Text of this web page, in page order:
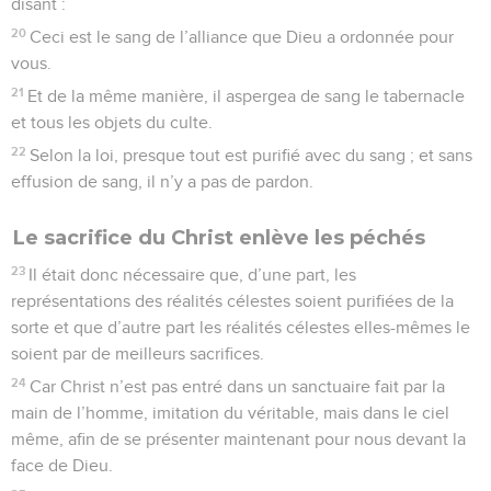
chair ;
21 et (nous avons) un souverain sacrificateur établi sur la
maison de Dieu.
22 Approchons-nous donc d’un cœur sincère, avec une foi
pleine et entière, le cœur purifié d’une mauvaise conscience
et le corps lavé d’une eau pure.
23 Confessons notre espérance sans fléchir, car celui qui a
24 Veillons les uns sur les autres pour nous inciter à l’amour
et aux œuvres bonnes.
25 N’abandonnons pas notre assemblée, comme c’est la
coutume de quelques-uns, mais exhortons-nous
mutuellement, et cela d’autant plus que vous voyez le Jour
s’approcher.
26 Car si nous péchons volontairement après avoir reçu la
connaissance de la vérité, il ne reste plus de sacrifice pour
les péchés,